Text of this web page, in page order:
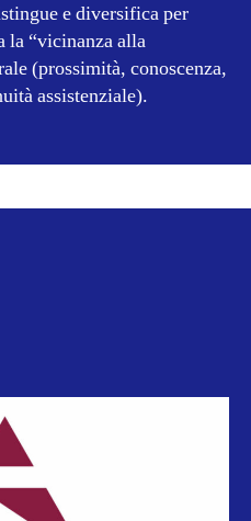
e diversifica per
la “vicinanza alla
(prossimità, conoscenza,
assistenziale).